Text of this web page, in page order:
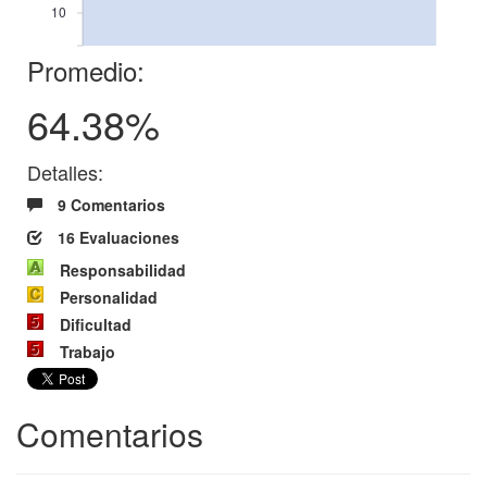
10
Promedio:
64.38%
Detalles:
9 Comentarios
16 Evaluaciones
Responsabilidad
Personalidad
Dificultad
Trabajo
Comentarios